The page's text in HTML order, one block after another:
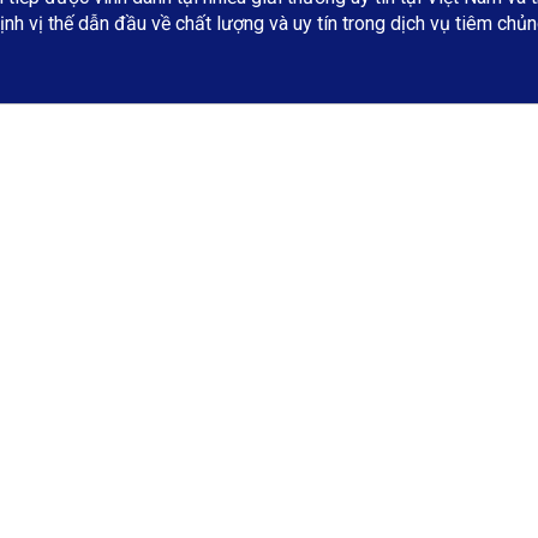
vị thế dẫn đầu về chất lượng và uy tín trong dịch vụ tiêm